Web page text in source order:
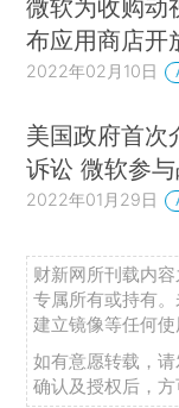
微软为收购动
布应用商店开
2022年02月10日
美国政府首次
诉讼 微软参
2022年01月29日
财新网所刊载内
专属所有或持有
建立镜像等任何使
如有意愿转载，
确认及授权后，方